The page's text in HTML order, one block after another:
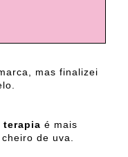
mas finalizei
terapia é mais
de uva.